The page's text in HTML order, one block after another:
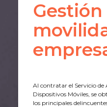
Gestión
Al contratar el Servicio
Dispositivos Móviles, se
los principales